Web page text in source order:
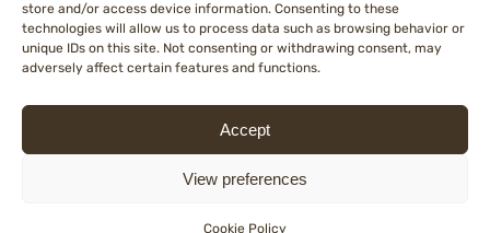
store and/or access device information. Consenting to these
technologies will allow us to process data such as browsing behavior or
unique IDs on this site. Not consenting or withdrawing consent, may
adversely affect certain features and functions.
Accept
View preferences
Cookie Policy
Navegação
de
←pernadente→
Cookie Policy (EU)
Português